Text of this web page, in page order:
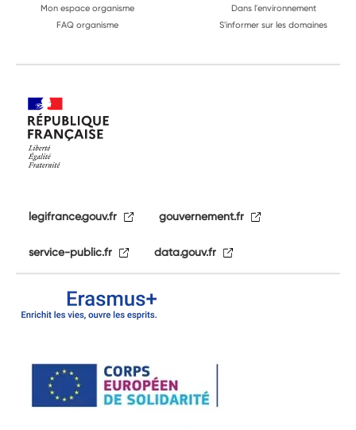
Mon espace organisme
FAQ organisme
Dans l'environnement
S'informer sur les domaines
legifrance.gouv.fr gouvernement.fr
service-public.fr data.gouv.fr